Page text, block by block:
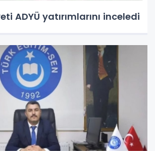
ADYÜ yatırımlarını inceledi